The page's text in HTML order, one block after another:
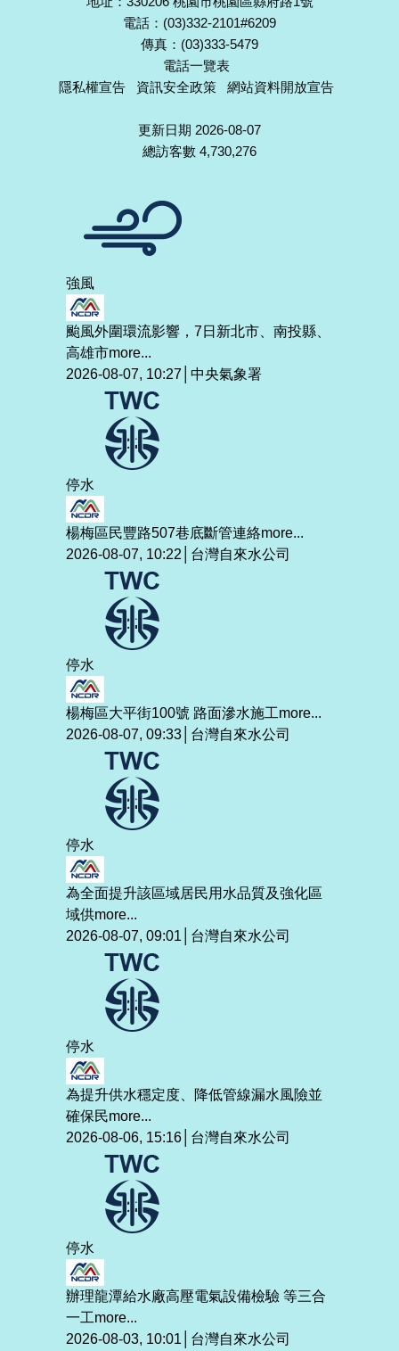
電話：(03)332-2101#6209
傳真：(03)333-5479
電話一覽表
隱私權宣告
資訊安全政策 網站資料開放宣告
更新日期 2026-08-07
總訪客數 4,730,276
強風
颱風外圍環流影響，7日新北市、南投縣、
高雄市more...
2026-08-07, 10:27│中央氣象署
停水
楊梅區民豐路507巷底斷管連絡more...
2026-08-07, 10:22│台灣自來水公司
停水
楊梅區大平街100號 路面滲水施工more...
2026-08-07, 09:33│台灣自來水公司
停水
為全面提升該區域居民用水品質及強化區
域供more...
2026-08-07, 09:01│台灣自來水公司
停水
為提升供水穩定度、降低管線漏水風險並
確保民more...
2026-08-06, 15:16│台灣自來水公司
停水
辦理龍潭給水廠高壓電氣設備檢驗 等三合
一工more...
2026-08-03, 10:01│台灣自來水公司